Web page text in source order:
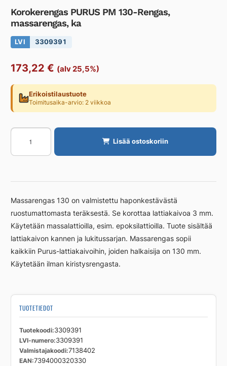
Korokerengas PURUS PM 130-Rengas,
massarengas, ka
LVI 3309391
173,22 € (alv 25,5%)
Erikoistilaustuote
Toimitusaika-arvio: 2 viikkoa
Korokerengas
PURUS
PM
Rengas,
ka
määrä
Lisää ostoskoriin
Massarengas 130 on valmistettu haponkestävästä
ruostumattomasta teräksestä. Se korottaa lattiakaivoa 3 mm.
Käytetään massalattioilla, esim. epoksilattioilla. Tuote sisältää
lattiakaivon kannen ja lukitussarjan. Massarengas sopii
kaikkiin Purus-lattiakaivoihin, joiden halkaisija on 130 mm.
Käytetään ilman kiristysrengasta.
TUOTETIEDOT
Tuotekoodi 3309391
LVI-numero 3309391
Valmistajakoodi 7138402
EAN 7394000320330